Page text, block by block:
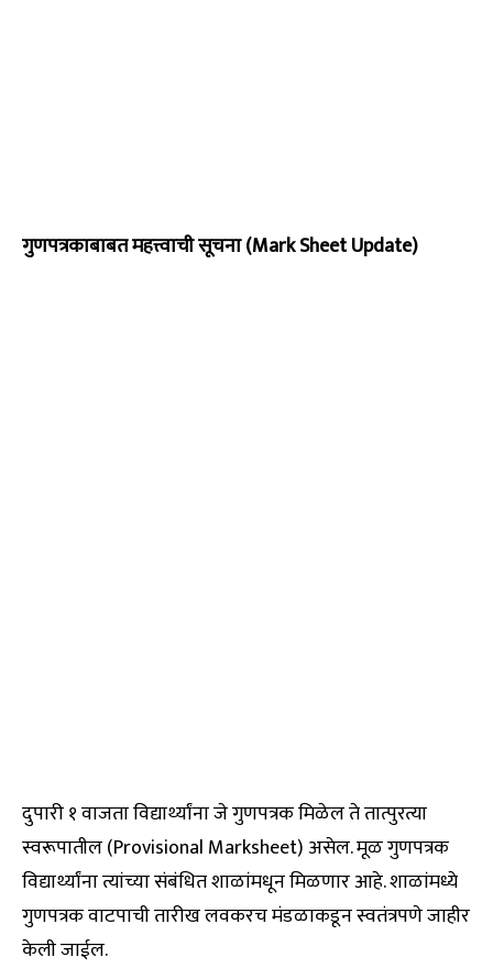
गुणपत्रकाबाबत महत्त्वाची सूचना (Mark Sheet Update)
दुपारी १ वाजता विद्यार्थ्यांना जे गुणपत्रक मिळेल ते तात्पुरत्या
स्वरूपातील (Provisional Marksheet) असेल. मूळ गुणपत्रक
विद्यार्थ्यांना त्यांच्या संबंधित शाळांमधून मिळणार आहे. शाळांमध्ये
गुणपत्रक वाटपाची तारीख लवकरच मंडळाकडून स्वतंत्रपणे जाहीर
केली जाईल.